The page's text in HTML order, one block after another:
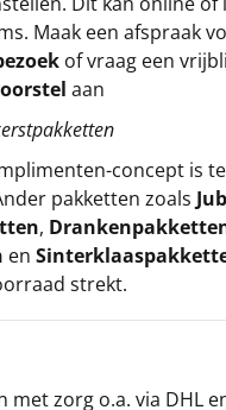
Maak een afspraak
of vraag een
aan
-concept is
pakketten zoals
,
en
strekt.
met zorg o.a. via DHL